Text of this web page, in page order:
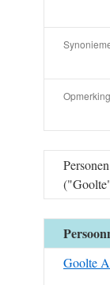
Goolte